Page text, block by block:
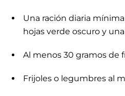
Una ración diaria
hojas verde oscuro y
Al menos 30 gramos de
Frijoles o legumbres al